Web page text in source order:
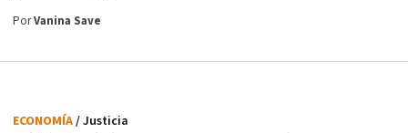
PorVanina Save
ECONOMÍA/ Justicia